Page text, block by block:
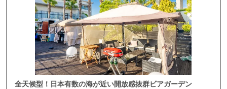
全天候型！日本有数の海が近い開放感抜群ビアガーデン